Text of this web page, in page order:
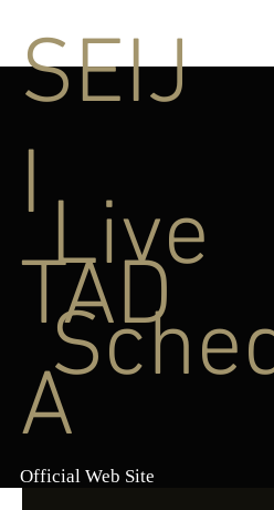
Live
SEIJ
I
TAD
A
Official Web Site